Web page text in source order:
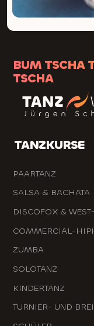
BUM TSCHA
TSCHA
TANZKURSE
PAARTANZ
SALSA & BACHATA
DISCOFOX &
COMMERCIAL-
ZUMBA
SOLOTANZ
KINDERTANZ
TURNIER- UND